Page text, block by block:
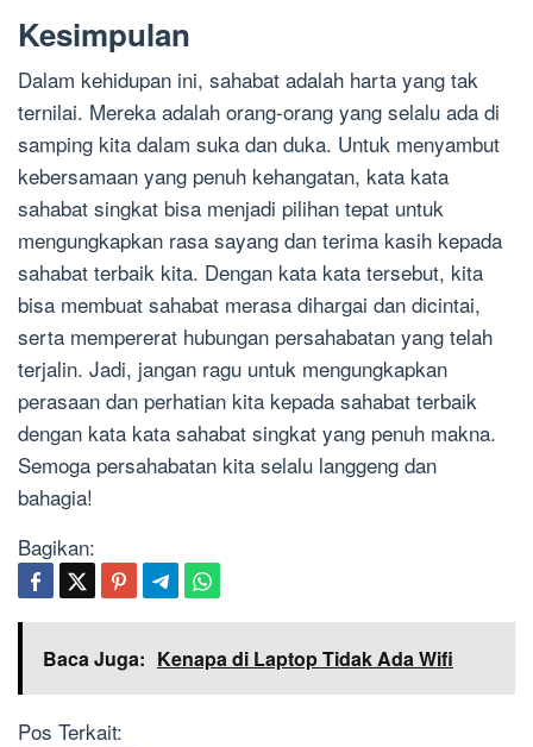
Kesimpulan
Dalam kehidupan ini, sahabat adalah harta yang tak
ternilai. Mereka adalah orang-orang yang selalu ada di
samping kita dalam suka dan duka. Untuk menyambut
kebersamaan yang penuh kehangatan, kata kata
sahabat singkat bisa menjadi pilihan tepat untuk
mengungkapkan rasa sayang dan terima kasih kepada
sahabat terbaik kita. Dengan kata kata tersebut, kita
bisa membuat sahabat merasa dihargai dan dicintai,
serta mempererat hubungan persahabatan yang telah
terjalin. Jadi, jangan ragu untuk mengungkapkan
perasaan dan perhatian kita kepada sahabat terbaik
dengan kata kata sahabat singkat yang penuh makna.
Semoga persahabatan kita selalu langgeng dan
bahagia!
Bagikan:
Baca Juga: Kenapa di Laptop Tidak Ada Wifi
Pos Terkait: